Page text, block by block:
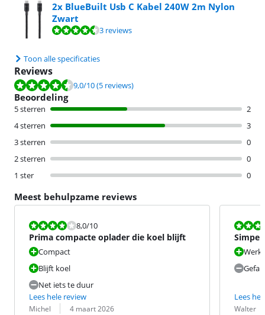
2x BlueBuilt Usb C Kabel 240W 2m Nylon
Zwart
Beoordeling is 9,0 van de 10, gebaseerd op 3 reviews.
3 reviews
Toon alle specificaties
Reviews
Beoordeling is 9,0 van de 10, gebaseerd op 5 reviews.
9,0/10(5 reviews)
Beoordeling
5 sterren
2
4 sterren
3
3 sterren
0
2 sterren
0
1 ster
0
Meest behulpzame reviews
Beoordeling is 8,0 van de 10.
8,0/10
Prima compacte oplader die koel blijft
Compact
Blijft koel
Net iets te duur
Lees hele review
Beoordeling door:
Michel
Datum: 4 maart 2026
Werkt
Lees
Walter
Datum: